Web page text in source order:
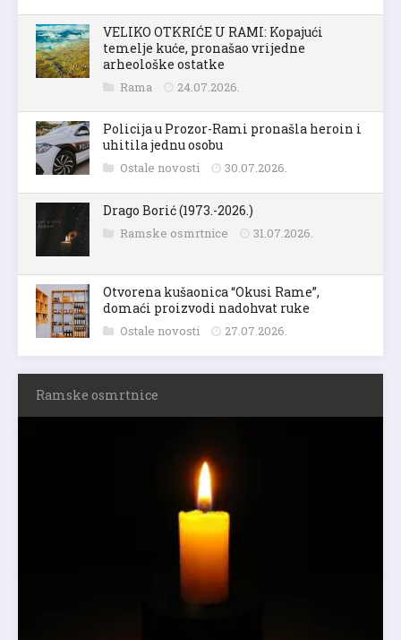
VELIKO OTKRIĆE U RAMI: Kopajući
temelje kuće, pronašao vrijedne
arheološke ostatke
Rama 24.07.2026.
Policija u Prozor-Rami pronašla heroin i
uhitila jednu osobu
Ostale novosti 30.07.2026.
Drago Borić (1973.-2026.)
Ramske osmrtnice 31.07.2026.
Otvorena kušaonica “Okusi Rame”,
domaći proizvodi nadohvat ruke
Ostale novosti 27.07.2026.
Ramske osmrtnice